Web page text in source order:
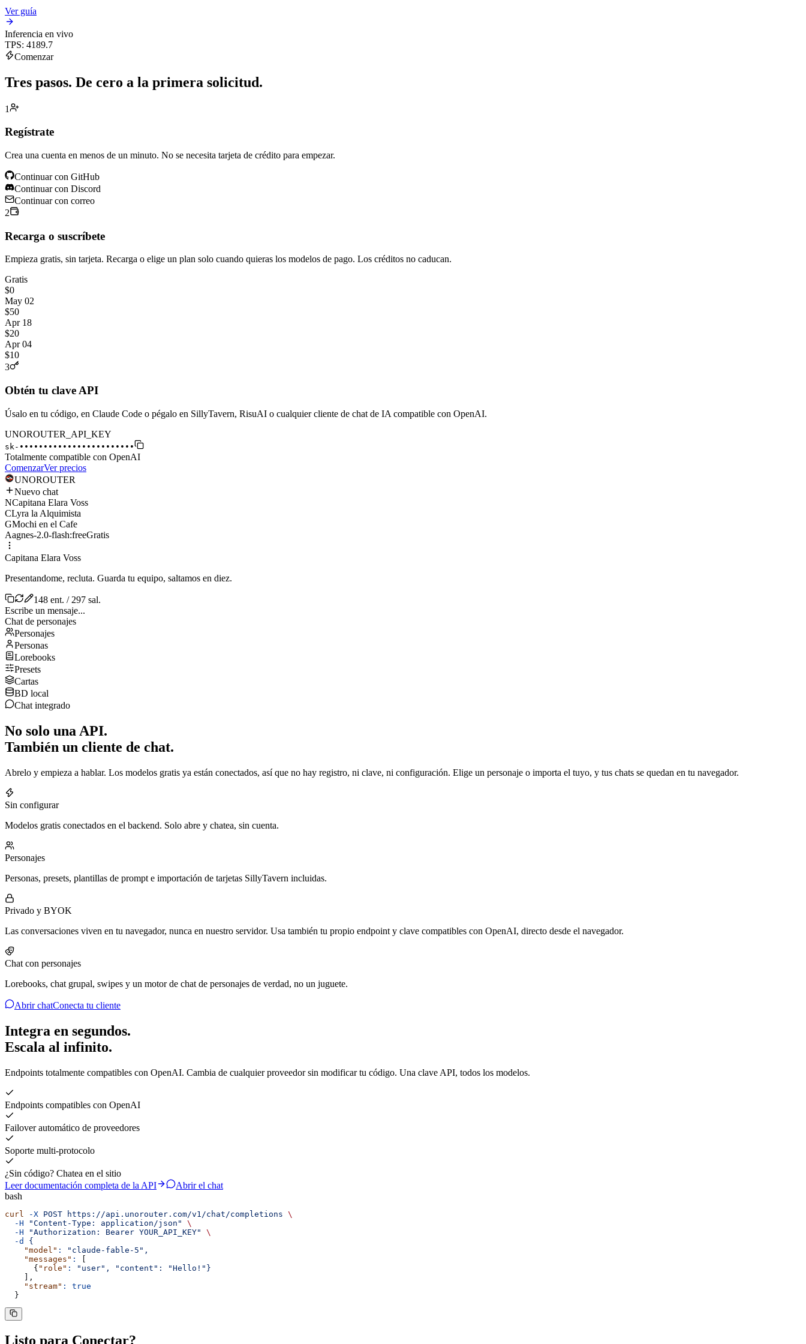
Ver guía
Inferencia en vivo
TPS: 4189.7
Comenzar
Tres pasos. De cero a la primera solicitud.
1
Regístrate
Crea una cuenta en menos de un minuto. No se necesita tarjeta de crédito para empezar.
Continuar con GitHub
Continuar con Discord
Continuar con correo
2
Recarga o suscríbete
Empieza gratis, sin tarjeta. Recarga o elige un plan solo cuando quieras los modelos de pago. Los créditos no caducan.
Gratis
$0
May 02
$50
Apr 18
$20
Apr 04
$10
3
Obtén tu clave API
Úsalo en tu código, en Claude Code o pégalo en SillyTavern, RisuAI o cualquier cliente de chat de IA compatible con OpenAI.
UNOROUTER_API_KEY
sk- ••••••••••••••••••••••••
Totalmente compatible con OpenAI
ComenzarVer precios
UNOROUTER
Nuevo chat
NCapitana Elara Voss
CLyra la Alquimista
GMochi en el Cafe
Aagnes-2.0-flash:freeGratis
Capitana Elara Voss
Presentandome, recluta. Guarda tu equipo, saltamos en diez.
148 ent. / 297 sal.
Escribe un mensaje...
Chat de personajes
Personajes
Personas
Lorebooks
Presets
Cartas
BD local
Chat integrado
No solo una API.
También un cliente de chat.
Abrelo y empieza a hablar. Los modelos gratis ya están conectados, así que no hay registro, ni clave, ni configuración. Elige un personaje o importa el tuyo, y tus chats se quedan en tu navegador.
Sin configurar
Modelos gratis conectados en el backend. Solo abre y chatea, sin cuenta.
Personajes
Personas, presets, plantillas de prompt e importación de tarjetas SillyTavern incluidas.
Privado y BYOK
Las conversaciones viven en tu navegador, nunca en nuestro servidor. Usa también tu propio endpoint y clave compatibles con OpenAI, directo desde el navegador.
Chat con personajes
Lorebooks, chat grupal, swipes y un motor de chat de personajes de verdad, no un juguete.
Abrir chatConecta tu cliente
Integra en segundos.
Escala al infinito.
Endpoints totalmente compatibles con OpenAI. Cambia de cualquier proveedor sin modificar tu código. Una clave API, todos los modelos.
Endpoints compatibles con OpenAI
Failover automático de proveedores
Soporte multi-protocolo
¿Sin código? Chatea en el sitio
Leer documentación completa de la API
Abrir el chat
bash
curl -X POST https://api.unorouter.com/v1/chat/completions \
  -H
"Content-Type: application/json "
\
  -H
"Authorization: Bearer YOUR_API_KEY"
\
  -d
{
    "model"
: " claude-fable-5 " ,
    "messages"
:
[
      {
"role" : " user" , " content " : "Hello! " }
    ],
    "stream"
:
true
  }
Listo para Conectar?